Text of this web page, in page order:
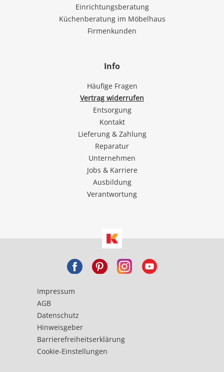
Einrichtungsberatung
Küchenberatung im Möbelhaus
Firmenkunden
Info
Häufige Fragen
Vertrag widerrufen
Entsorgung
Kontakt
Lieferung & Zahlung
Reparatur
Unternehmen
Jobs & Karriere
Ausbildung
Verantwortung
Impressum
AGB
Datenschutz
Hinweisgeber
Barrierefreiheitserklärung
Cookie-Einstellungen